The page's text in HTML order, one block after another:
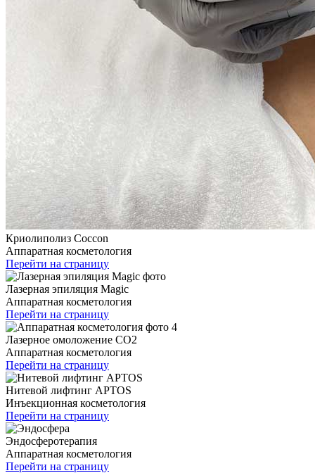
Криолиполиз Coccon
Аппаратная косметология
Перейти на страницу
Лазерная эпиляция Magic
Аппаратная косметология
Перейти на страницу
Лазерное омоложение CO2
Аппаратная косметология
Перейти на страницу
Нитевой лифтинг APTOS
Инъекционная косметология
Перейти на страницу
Эндосферотерапия
Аппаратная косметология
Перейти на страницу